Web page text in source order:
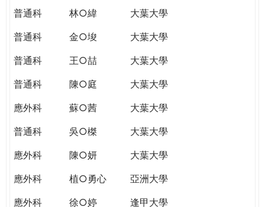
普通科
林○緯
大葉大學
普通科
金○埈
大葉大學
普通科
王○喆
大葉大學
普通科
陳○庭
大葉大學
應外科
蘇○茜
大葉大學
普通科
吳○榤
大葉大學
應外科
陳○妍
大葉大學
應外科
植○勇心
亞洲大學
應外科
徐○婷 逢甲大學